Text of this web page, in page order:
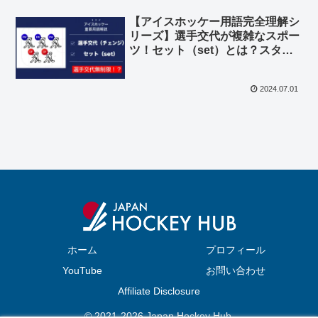
【アイスホッケー用語完全理解シ
リーズ】選手交代が複雑なスポー
ツ！セット（set）とは？スタミ
2024.07.01
ホーム
プロフィール
YouTube
お問い合わせ
Affiliate Disclosure